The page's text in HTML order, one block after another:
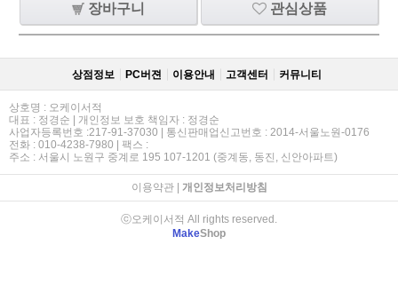
장바구니 관심상품
상점정보 PC버젼 이용안내 고객센터 커뮤니티
상호명 : 오케이서적
대표 : 정경순 | 개인정보 보호 책임자 : 정경순
사업자등록번호 :217-91-37030 | 통신판매업신고번호 : 2014-서울노원-0176
전화 : 010-4238-7980 | 팩스 :
주소 : 서울시 노원구 중계로 195 107-1201 (중계동, 동진, 신안아파트)
이용약관| 개인정보처리방침
ⓒ오케이서적 All rights reserved.
MakeShop